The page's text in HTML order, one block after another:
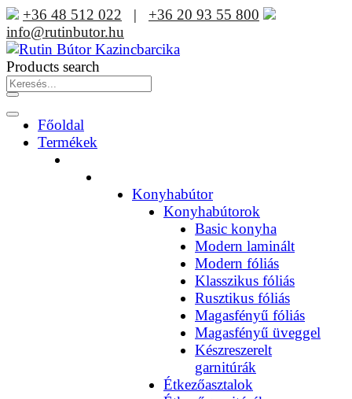
+36 48 512 022 | +36 20 93 55 800
info@rutinbutor.hu
Products search
Főoldal
Termékek
Konyhabútor
Konyhabútorok
Basic konyha
Modern laminált
Modern fóliás
Klasszikus fóliás
Rusztikus fóliás
Magasfényű fóliás
Magasfényű üveggel
Készreszerelt
garnitúrák
Étkezőasztalok